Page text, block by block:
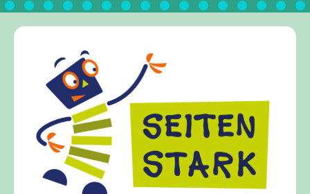
Frieden Fragen
frieden-fragen.de ist ein Internet-Angebot für
Kinder, Eltern und ErzieherInnen das zu
Fragen von Krieg und Frieden, Streit und
Gewalt informiert und einen Austausch zu
diesem Themenbereich ermöglicht. frieden-
fragen.de bietet Antworten auf wichtige